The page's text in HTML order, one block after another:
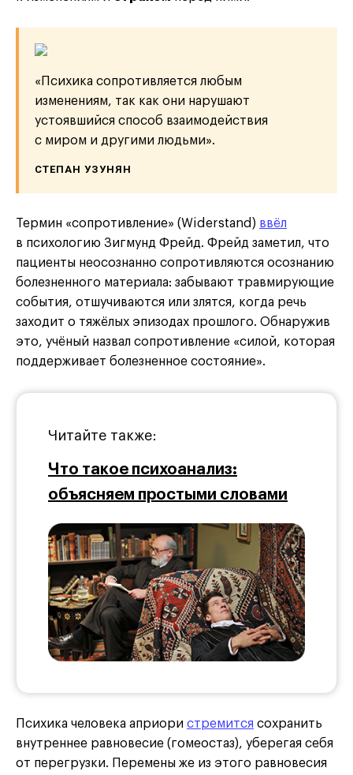
«Психика сопротивляется любым
изменениям, так как они нарушают
устоявшийся способ взаимодействия
с миром и другими людьми».
СТЕПАН УЗУНЯН
Термин «сопротивление» (Widerstand) ввёл
в психологию Зигмунд Фрейд. Фрейд заметил, что
пациенты неосознанно сопротивляются осознанию
болезненного материала: забывают травмирующие
события, отшучиваются или злятся, когда речь
заходит о тяжёлых эпизодах прошлого. Обнаружив
это, учёный назвал сопротивление «силой, которая
поддерживает болезненное состояние».
Читайте также:
Что такое психоанализ:
объясняем простыми словами
Психика человека априори стремится сохранить
внутреннее равновесие (гомеостаз), уберегая себя
от перегрузки. Перемены же из этого равновесия